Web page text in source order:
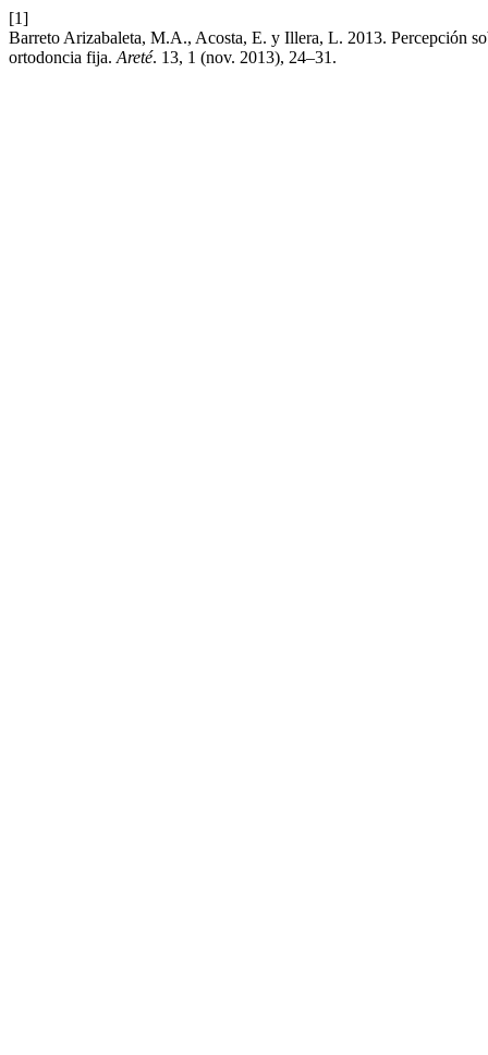
[1]
Barreto Arizabaleta, M.A., Acosta, E. y Illera, L. 2013. Percepción
ortodoncia fija. Areté. 13, 1 (nov. 2013), 24–31.